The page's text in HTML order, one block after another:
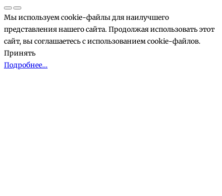
Мы используем cookie-файлы для наилучшего
представления нашего сайта. Продолжая использовать этот
сайт, вы соглашаетесь с использованием cookie-файлов.
Принять
Подробнее…